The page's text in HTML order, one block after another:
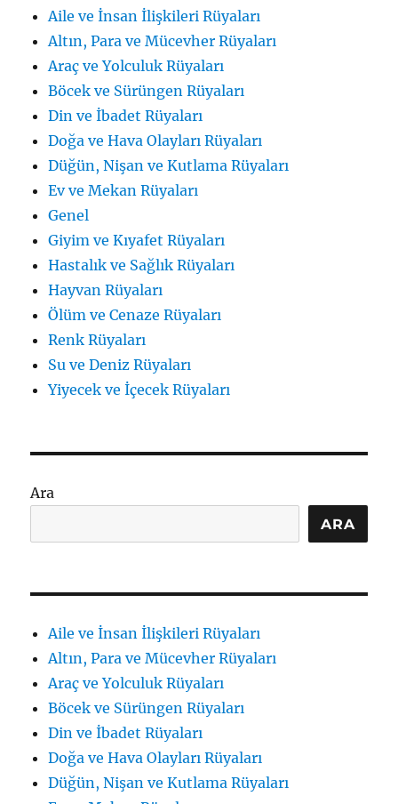
Aile ve İnsan İlişkileri Rüyaları
Altın, Para ve Mücevher Rüyaları
Araç ve Yolculuk Rüyaları
Böcek ve Sürüngen Rüyaları
Din ve İbadet Rüyaları
Doğa ve Hava Olayları Rüyaları
Düğün, Nişan ve Kutlama Rüyaları
Ev ve Mekan Rüyaları
Genel
Giyim ve Kıyafet Rüyaları
Hastalık ve Sağlık Rüyaları
Hayvan Rüyaları
Ölüm ve Cenaze Rüyaları
Renk Rüyaları
Su ve Deniz Rüyaları
Yiyecek ve İçecek Rüyaları
Ara
ARA
Aile ve İnsan İlişkileri Rüyaları
Altın, Para ve Mücevher Rüyaları
Araç ve Yolculuk Rüyaları
Böcek ve Sürüngen Rüyaları
Din ve İbadet Rüyaları
Doğa ve Hava Olayları Rüyaları
Düğün, Nişan ve Kutlama Rüyaları